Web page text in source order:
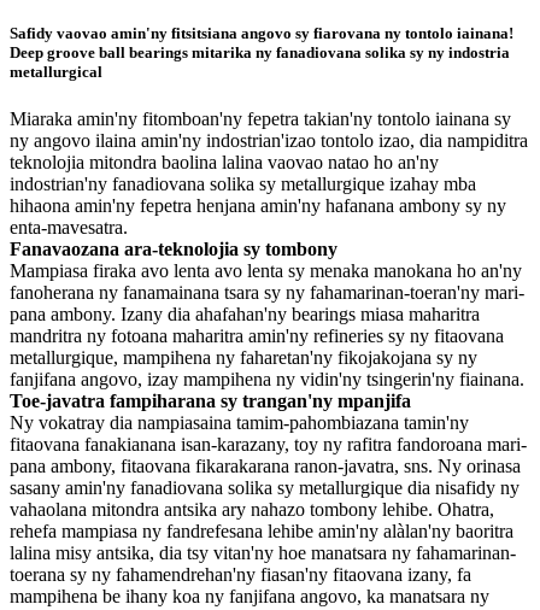
Safidy vaovao amin'ny fitsitsiana angovo sy fiarovana ny tontolo iainana!
Deep groove ball bearings mitarika ny fanadiovana solika sy ny indostria
metallurgical
Miaraka amin'ny fitomboan'ny fepetra takian'ny tontolo iainana sy
ny angovo ilaina amin'ny indostrian'izao tontolo izao, dia nampiditra
teknolojia mitondra baolina lalina vaovao natao ho an'ny
indostrian'ny fanadiovana solika sy metallurgique izahay mba
hihaona amin'ny fepetra henjana amin'ny hafanana ambony sy ny
enta-mavesatra.
Fanavaozana ara-teknolojia sy tombony
Mampiasa firaka avo lenta avo lenta sy menaka manokana ho an'ny
fanoherana ny fanamainana tsara sy ny fahamarinan-toeran'ny mari-
pana ambony. Izany dia ahafahan'ny bearings miasa maharitra
mandritra ny fotoana maharitra amin'ny refineries sy ny fitaovana
metallurgique, mampihena ny faharetan'ny fikojakojana sy ny
fanjifana angovo, izay mampihena ny vidin'ny tsingerin'ny fiainana.
Toe-javatra fampiharana sy trangan'ny mpanjifa
Ny vokatray dia nampiasaina tamim-pahombiazana tamin'ny
fitaovana fanakianana isan-karazany, toy ny rafitra fandoroana mari-
pana ambony, fitaovana fikarakarana ranon-javatra, sns. Ny orinasa
sasany amin'ny fanadiovana solika sy metallurgique dia nisafidy ny
vahaolana mitondra antsika ary nahazo tombony lehibe. Ohatra,
rehefa mampiasa ny fandrefesana lehibe amin'ny alàlan'ny baoritra
lalina misy antsika, dia tsy vitan'ny hoe manatsara ny fahamarinan-
toerana sy ny fahamendrehan'ny fiasan'ny fitaovana izany, fa
mampihena be ihany koa ny fanjifana angovo, ka manatsara ny